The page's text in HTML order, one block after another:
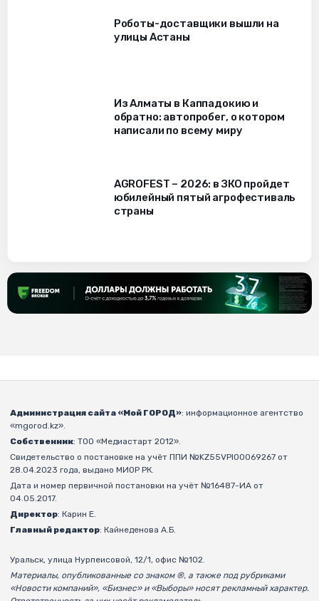
Роботы-доставщики вышли на
улицы Астаны
Из Алматы в Каппадокию и
обратно: автопробег, о котором
написали по всему миру
AGROFEST – 2026: в ЗКО пройдет
юбилейный пятый агрофестиваль
страны
Администрация сайта «Мой ГОРОД»: информационное агентство
«mgorod.kz».
Собственник: ТОО «Медиастарт 2012».
Свидетельство о постановке на учёт ППИ №KZ55VPI00069267 от
28.04.2023 года, выдано МИОР РК.
Дата и номер первичной постановки на учёт №16487-ИА от
04.05.2017.
Директор: Карин Е.
Главный редактор: Кайнеденова А.Б.
Уральск, улица Нурпеисовой, 12/1, офис №102.
Материалы, опубликованные со знаком ®, а также под рубриками
«Новости компаний», «Бизнес» и «Выборы» носят рекламный характер.